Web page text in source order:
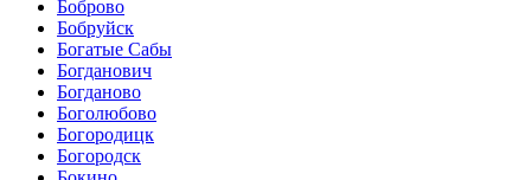
Боброво
Бобруйск
Богатые Сабы
Богданович
Богданово
Боголюбово
Богородицк
Богородск